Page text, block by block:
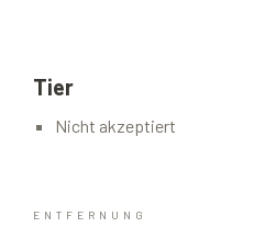
Tier
Nicht akzeptiert
ENTFERNUNG